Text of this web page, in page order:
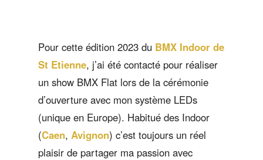
Pour cette édition 2023 du BMX Indoor de
St Etienne, j’ai été contacté pour réaliser
un show BMX Flat lors de la cérémonie
d’ouverture avec mon système LEDs
(unique en Europe). Habitué des Indoor
(Caen, Avignon) c’est toujours un réel
plaisir de partager ma passion avec